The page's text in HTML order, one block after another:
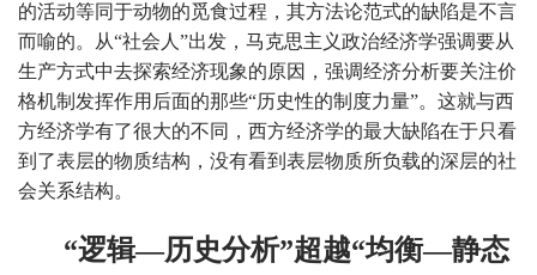
的活动等同于动物的觅食过程，其方法论范式的缺陷是不言
而喻的。从“社会人”出发，马克思主义政治经济学强调要从
生产方式中去探索经济现象的原因，强调经济分析要关注价
格机制发挥作用后面的那些“历史性的制度力量”。这就与西
方经济学有了很大的不同，西方经济学的最大缺陷在于只看
到了表层的物质结构，没有看到表层物质所负载的深层的社
会关系结构。
“逻辑—历史分析”超越“均衡—静态